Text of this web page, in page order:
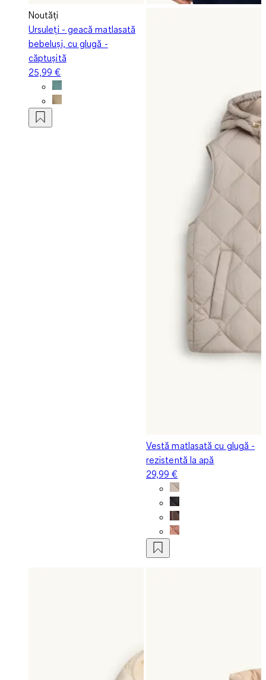
Noutăți
Ursuleți - geacă matlasată
bebeluși, cu glugă -
căptușită
25,99 €
Vestă matlasată cu glugă -
rezistentă la apă
29,99 €